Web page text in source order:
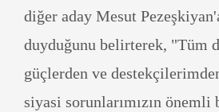
diğer aday Mesut
duyduğunu belirterek, "Tüm
güçlerden ve
siyasi sorunlarımızın önemli